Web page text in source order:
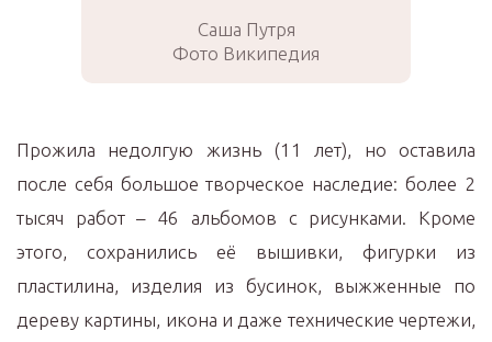
Саша Путря
Фото Википедия
Прожила недолгую жизнь (11 лет), но оставила
после себя большое творческое наследие: более 2
тысяч работ – 46 альбомов с рисунками. Кроме
этого, сохранились её вышивки, фигурки из
пластилина, изделия из бусинок, выжженные по
дереву картины, икона и даже технические чертежи,